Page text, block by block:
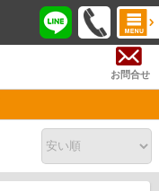
お問合せ